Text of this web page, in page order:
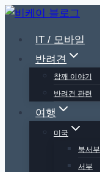
Skip
contentIT / 모바일
반려견
참깨 이야기
반려견 관련
여행
미국
북서부
서부